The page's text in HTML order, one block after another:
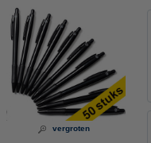
vergroten